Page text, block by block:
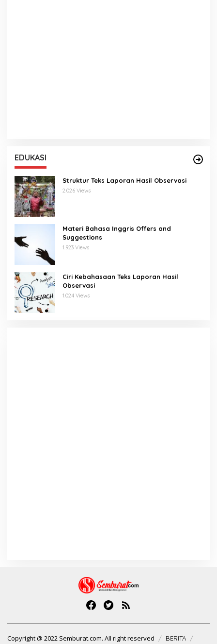
EDUKASI
Struktur Teks Laporan Hasil Observasi
2.026 Views
Materi Bahasa Inggris Offers and
Suggestions
1.923 Views
Ciri Kebahasaan Teks Laporan Hasil
Observasi
1.024 Views
Copyright @ 2022 Semburat.com. All right reserved
BERITA